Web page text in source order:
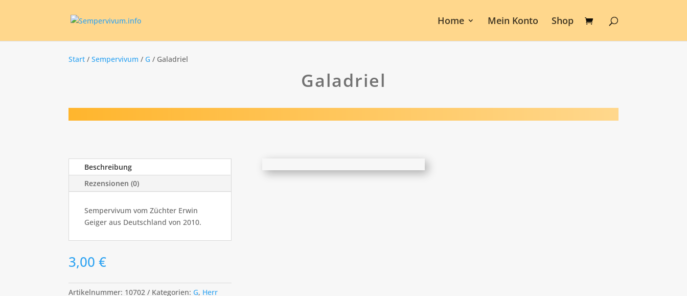
Home Mein Konto Shop
Start /Sempervivum / G / Galadriel
Galadriel
Beschreibung
Rezensionen (0)
Sempervivum vom Züchter Erwin
Geiger aus Deutschland von 2010.
3,00€
Artikelnummer: 10702 Kategorien: G, Herr